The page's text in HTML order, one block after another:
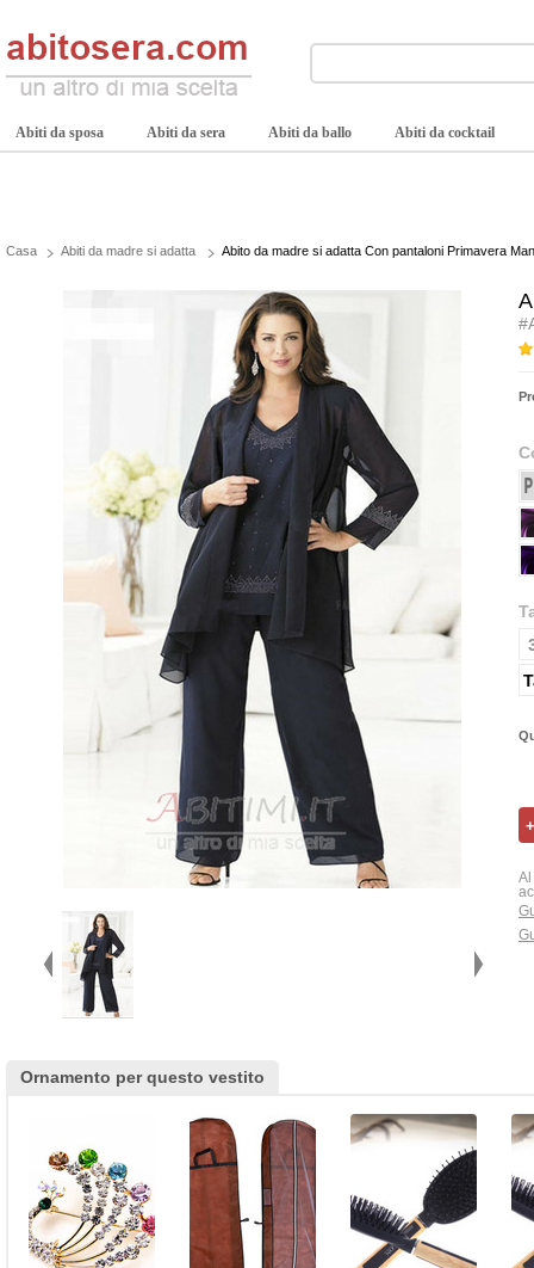
Abiti da sposa Abiti da sera Abiti da ballo Abiti da cocktail
Casa Abiti da madre si adatta Abito da madre si adatta Con pantaloni Primavera
Al
Ornamento per questo vestito